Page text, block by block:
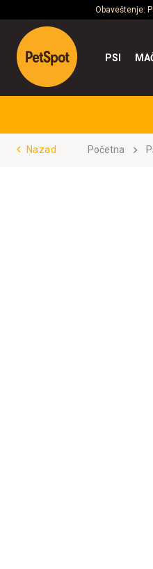
Obaveštenje:
PSI
Nazad Početna